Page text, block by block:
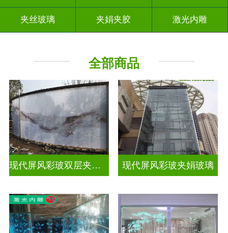
夹丝玻璃 夹娟夹胶 激光内雕
全部商品
现代屏风彩玻双层夹娟玻璃 现代屏风彩玻夹娟玻璃